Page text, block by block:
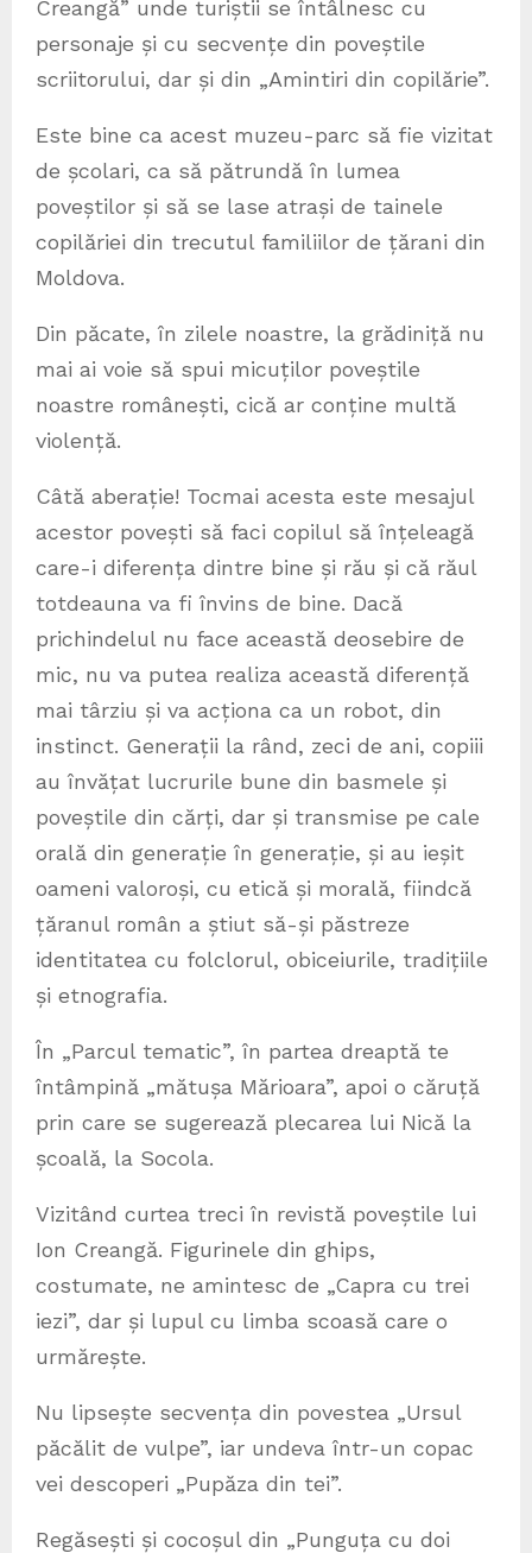
Creangă” unde turiștii se întâlnesc cu
personaje și cu secvențe din poveștile
scriitorului, dar și din „Amintiri din copilărie”.
Este bine ca acest muzeu-parc să fie vizitat
de școlari, ca să pătrundă în lumea
poveștilor și să se lase atrași de tainele
copilăriei din trecutul familiilor de țărani din
Moldova.
Din păcate, în zilele noastre, la grădiniță nu
mai ai voie să spui micuților poveștile
noastre românești, cică ar conține multă
violență.
Câtă aberație! Tocmai acesta este mesajul
acestor povești să faci copilul să înțeleagă
care-i diferența dintre bine și rău și că răul
totdeauna va fi învins de bine. Dacă
prichindelul nu face această deosebire de
mic, nu va putea realiza această diferență
mai târziu și va acționa ca un robot, din
instinct. Generații la rând, zeci de ani, copiii
au învățat lucrurile bune din basmele și
poveștile din cărți, dar și transmise pe cale
orală din generație în generație, și au ieșit
oameni valoroși, cu etică și morală, fiindcă
țăranul român a știut să-și păstreze
identitatea cu folclorul, obiceiurile, tradițiile
și etnografia.
În „Parcul tematic”, în partea dreaptă te
întâmpină „mătușa Mărioara”, apoi o căruță
prin care se sugerează plecarea lui Nică la
școală, la Socola.
Vizitând curtea treci în revistă poveștile lui
Ion Creangă. Figurinele din ghips,
costumate, ne amintesc de „Capra cu trei
iezi”, dar și lupul cu limba scoasă care o
urmărește.
Nu lipsește secvența din povestea „Ursul
păcălit de vulpe”, iar undeva într-un copac
vei descoperi „Pupăza din tei”.
Regăsești și cocoșul din „Punguța cu doi